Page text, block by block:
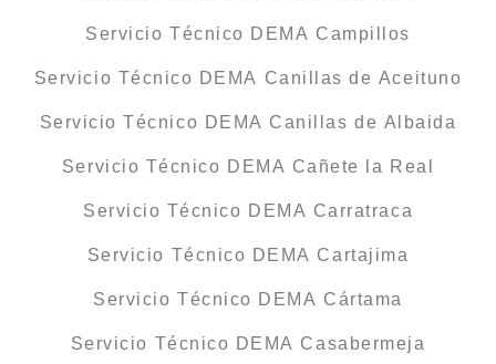
Servicio Técnico DEMA Campillos
Servicio Técnico DEMA Canillas de Aceituno
Servicio Técnico DEMA Canillas de Albaida
Servicio Técnico DEMA Cañete la Real
Servicio Técnico DEMA Carratraca
Servicio Técnico DEMA Cartajima
Servicio Técnico DEMA Cártama
Servicio Técnico DEMA Casabermeja